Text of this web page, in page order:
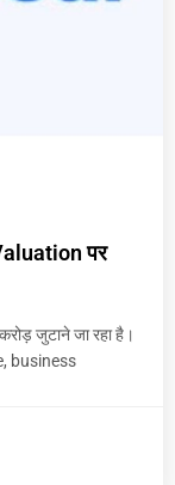
पर
जुटाने जा रहा है।
business